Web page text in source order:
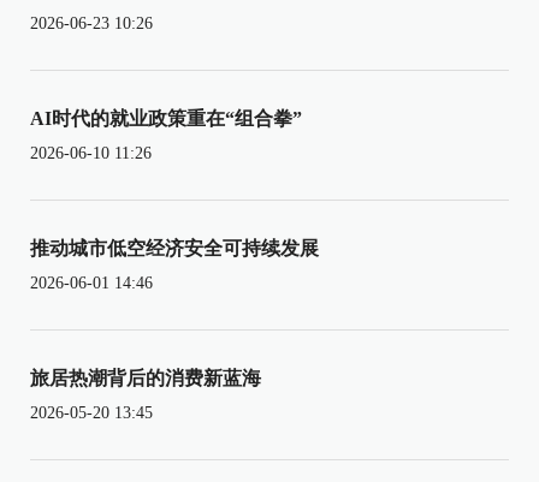
2026-06-23 10:26
AI时代的就业政策重在“组合拳”
2026-06-10 11:26
推动城市低空经济安全可持续发展
2026-06-01 14:46
旅居热潮背后的消费新蓝海
2026-05-20 13:45